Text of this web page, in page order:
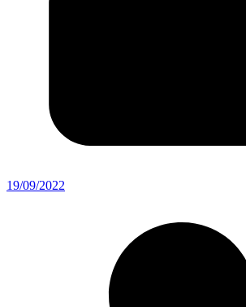
19/09/2022